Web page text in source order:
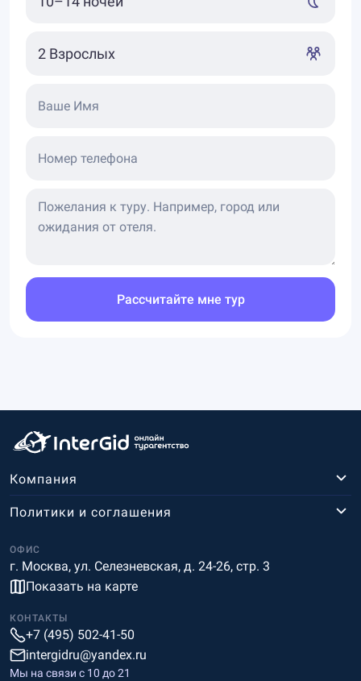
Ваше Имя
Номер телефона
Рассчитайте мне тур
Компания
ОФИС
г. Москва, ул. Селезневская, д. 24-26, стр. 3
Показать на карте
Политики и соглашения
КОНТАКТЫ
+7 (495) 502-41-50
intergidru@yandex.ru
Мы на связи c 10 до 21